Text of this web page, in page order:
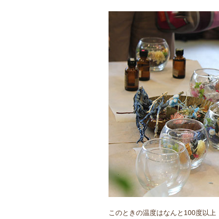
このときの温度はなんと100度以上